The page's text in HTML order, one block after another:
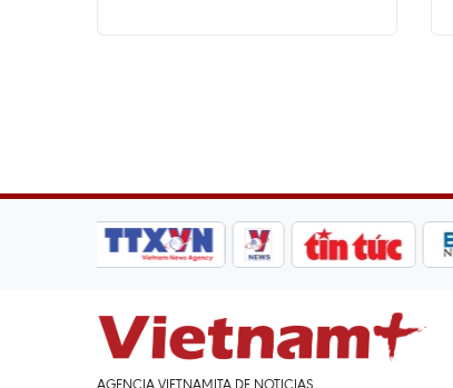
AGENCIA VIETNAMITA DE NOTICIAS